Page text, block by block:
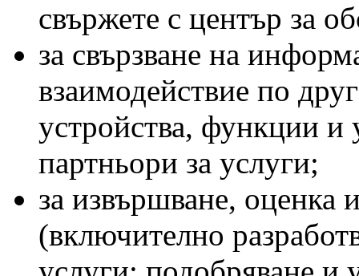
свържете с център за
за свързване на
взаимодействие по
устройства, функции и
партньори за услуги;
за извършване, оценка
(включително